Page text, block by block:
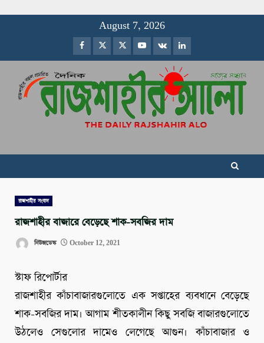
August 7, 2026
Facebook
TwitterInstagram
Youtube
VK LinkedIn
রাজশাহীর সংবাদ
রাজশাহীর বাজারে বেড়েছে শাক-সবজির দাম
নিউজডেস্ক October 12, 2021
স্টাফ রিপোর্টার
রাজশাহীর কাঁচাবাজারগুলোতে এক সপ্তাহের ব্যবধানে বেড়েছে
শাক-সবজির দাম। আগাম শীতকালীন কিছু সবজি বাজারগুলোতে
উঠলেও সেগুলোর দামেও লেগেছে আগুন। কাঁচাবাজার ও